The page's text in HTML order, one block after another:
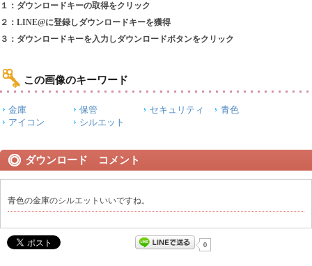
１：ダウンロードキーの取得をクリック
２：LINE@に登録しダウンロードキーを獲得
３：ダウンロードキーを入力しダウンロードボタンをクリック
この画像のキーワード
金庫 保管 セキュリティ
青色
アイコン
シルエット
ダウンロード コメント
青色の金庫のシルエットいいですね。
0